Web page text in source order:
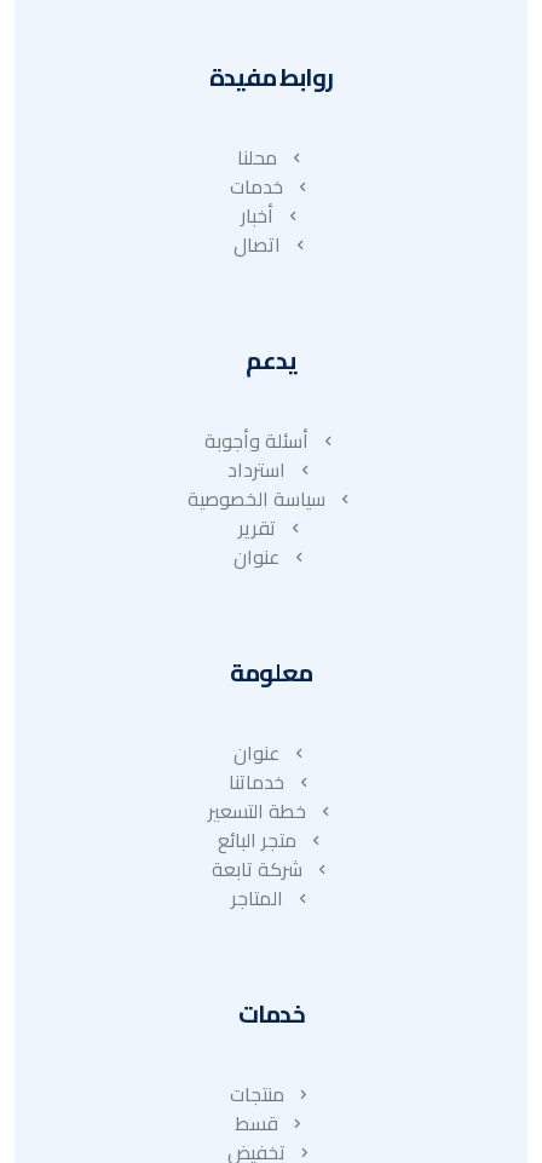
روابط مفيدة
محلنا
خدمات
أخبار
اتصال
يدعم
أسئلة وأجوبة
استرداد
سياسة الخصوصية
تقرير
عنوان
معلومة
عنوان
خدماتنا
خطة التسعير
متجر البائع
شركة تابعة
المتاجر
خدمات
منتجات
قسط
تخفيض